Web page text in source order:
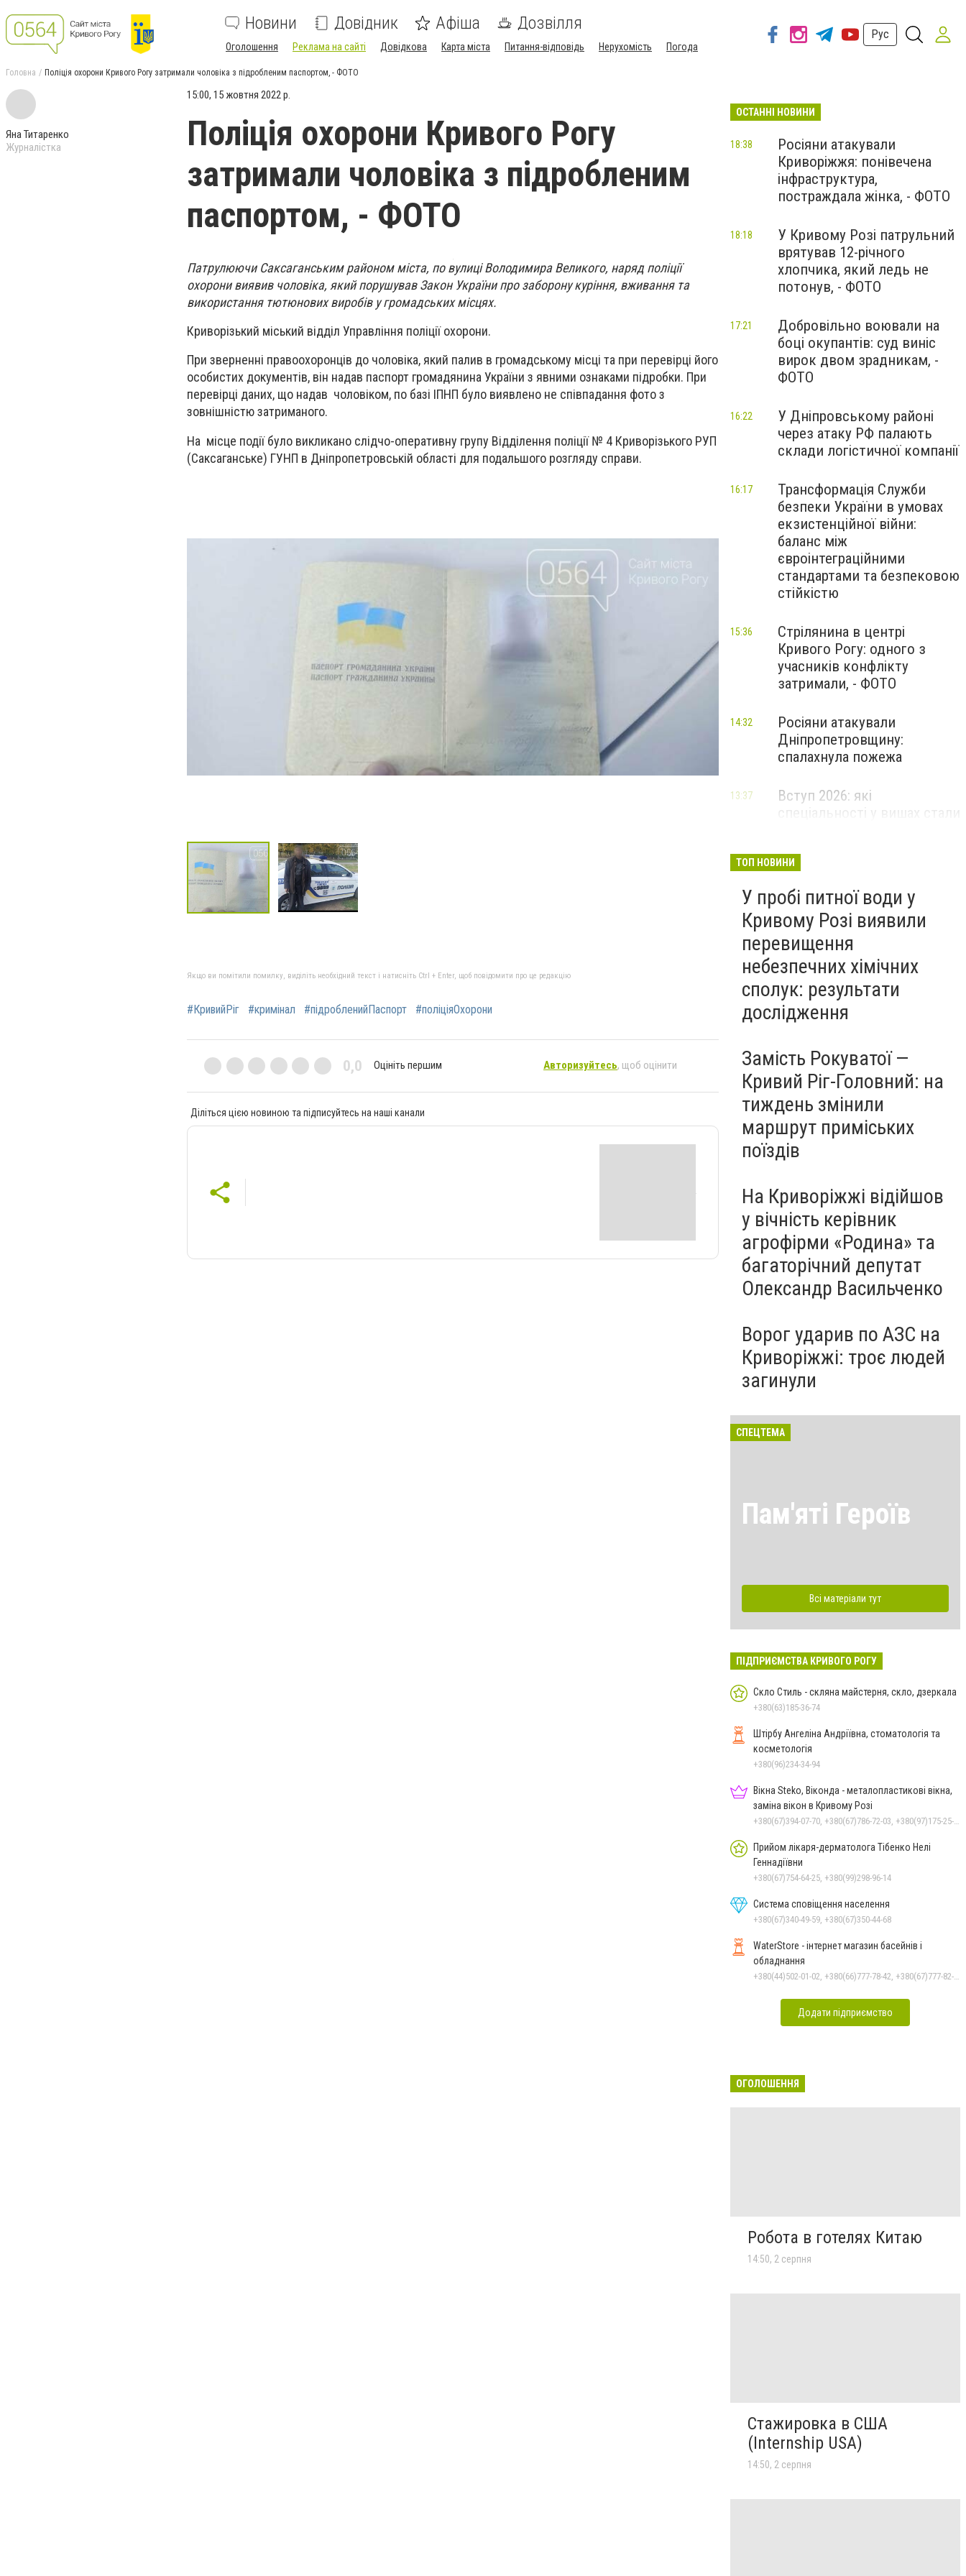
Новини Довідник Афіша Дозвілля
Оголошення Реклама на сайті Довідкова Карта міста Питання-відповідь Нерухомість Погода
Рус
Головна Поліція охорони Кривого Рогу затримали чоловіка з підробленим паспортом, - ФОТО
Яна Титаренко
Журналістка
15:00, 15 жовтня 2022 р.
Поліція охорони Кривого Рогу
затримали чоловіка з підробленим
паспортом, - ФОТО
Патрулюючи Саксаганським районом міста, по вулиці Володимира Великого, наряд поліції
охорони виявив чоловіка, який порушував Закон України про заборону куріння, вживання та
використання тютюнових виробів у громадських місцях.
Криворізький міський відділ Управління поліції охорони.
При зверненні правоохоронців до чоловіка, який палив в громадському місці та при перевірці його
особистих документів, він надав паспорт громадянина України з явними ознаками підробки. При
перевірці даних, що надав чоловіком, по базі ІПНП було виявлено не співпадання фото з
зовнішністю затриманого.
На місце події було викликано слідчо-оперативну групу Відділення поліції № 4 Криворізького РУП
(Саксаганське) ГУНП в Дніпропетровській області для подальшого розгляду справи.
Якщо ви помітили помилку, виділіть необхідний текст і натисніть Ctrl + Enter, щоб повідомити про це редакцію
#КривийРіг #кримінал #підробленийПаспорт #поліціяОхорони
0,0 Оцініть першим Авторизуйтесь, щоб оцінити
Діліться цією новиною та підписуйтесь на наші канали
ОСТАННІ НОВИНИ
Росіяни атакували
Криворіжжя: понівечена
інфраструктура,
постраждала жінка, - ФОТО
18:38
У Кривому Розі патрульний
врятував 12-річного
хлопчика, який ледь не
потонув, - ФОТО
18:18
Добровільно воювали на
боці окупантів: суд виніс
вирок двом зрадникам, -
ФОТО
17:21
У Дніпровському районі
через атаку РФ палають
склади логістичної компанії
16:22
Трансформація Служби
безпеки України в умовах
екзистенційної війни:
баланс між
євроінтеграційними
стандартами та безпековою
стійкістю
16:17
Стрілянина в центрі
Кривого Рогу: одного з
учасників конфлікту
затримали, - ФОТО
15:36
Росіяни атакували
Дніпропетровщину:
спалахнула пожежа
14:32
Вступ 2026: які
13:37
ТОП НОВИНИ
У пробі питної води у
Кривому Розі виявили
перевищення
небезпечних хімічних
сполук: результати
дослідження
Замість Рокуватої —
Кривий Ріг-Головний: на
тиждень змінили
маршрут приміських
поїздів
На Криворіжжі відійшов
у вічність керівник
агрофірми «Родина» та
багаторічний депутат
Олександр Васильченко
Ворог ударив по АЗС на
Криворіжжі: троє людей
загинули
СПЕЦТЕМА
Пам'яті Героїв
Всі матеріали тут
ПІДПРИЄМСТВА КРИВОГО РОГУ
Скло Стиль - скляна майстерня, скло, дзеркала
+380(63)185-36-74
Штірбу Ангеліна Андріївна, стоматологія та
косметологія
+380(96)234-34-94
Вікна Steko, Віконда - металопластикові вікна,
заміна вікон в Кривому Розі
Прийом лікаря-дерматолога Тібенко Нелі
Геннадіївни
+380(67)754-64-25, +380(99)298-96-14
Система сповіщення населення
+380(67)340-49-59, +380(67)350-44-68
WaterStore - інтернет магазин басейнів і
обладнання
Додати підприємство
ОГОЛОШЕННЯ
Робота в готелях Китаю
14:50, 2 серпня
Стажировка в США
(Internship USA)
14:50, 2 серпня